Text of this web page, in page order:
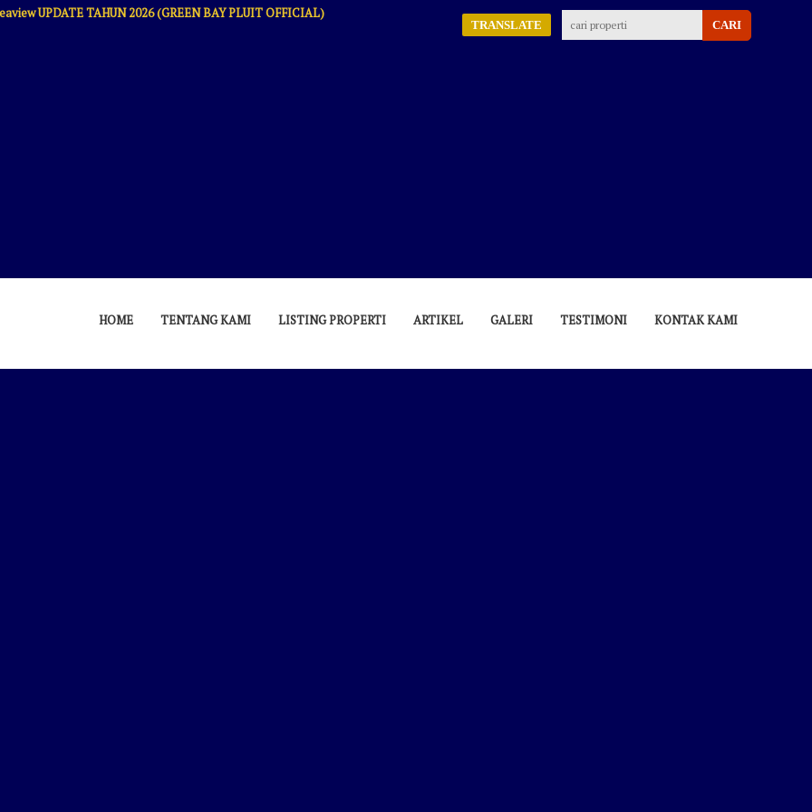
UPDATE TAHUN 2026 (GREEN BAY PLUIT OFFICIAL)
TRANSLATE
HOME TENTANG KAMI LISTING PROPERTI ARTIKEL GALERI TESTIMONI KONTAK KAMI